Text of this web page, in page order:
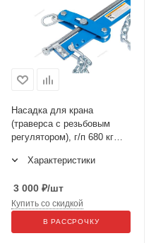
Насадка для крана
(траверса с резьбовым
регулятором), г/п 680 кг
Характеристики
3 000 ₽/шт
Купить со скидкой
В РАССРОЧКУ